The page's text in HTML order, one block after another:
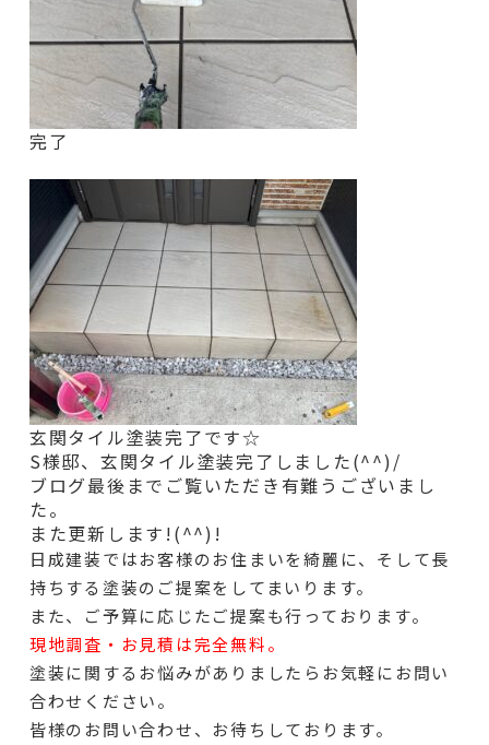
完了
玄関タイル塗装完了です☆
S様邸、玄関タイル塗装完了しました(^^)/
ブログ最後までご覧いただき有難うございまし
た。
また更新します!(^^)!
日成建装ではお客様のお住まいを綺麗に、そして長
持ちする塗装のご提案をしてまいります。
また、ご予算に応じたご提案も行っております。
現地調査・お見積は完全無料。
塗装に関するお悩みがありましたらお気軽にお問い
合わせください。
皆様のお問い合わせ、お待ちしております。